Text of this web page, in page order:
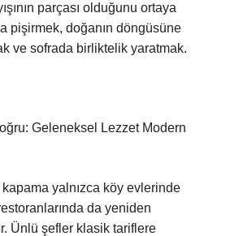
parçası olduğunu ortaya
pişirmek, doğanın döngüsüne
ve sofrada birliktelik yaratmak.
Geleneksel Lezzet Modern
yalnızca köy evlerinde
da yeniden
Ünlü şefler klasik tariflere